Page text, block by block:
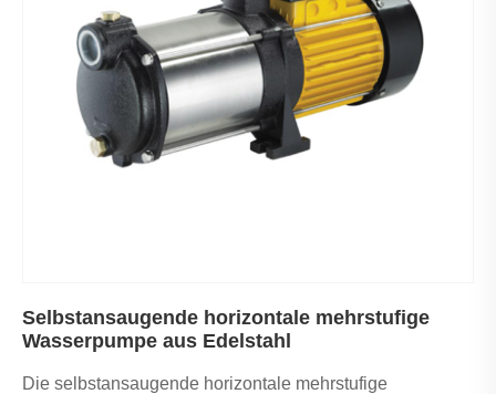
Selbstansaugende horizontale mehrstufige
Wasserpumpe aus Edelstahl
Die selbstansaugende horizontale mehrstufige